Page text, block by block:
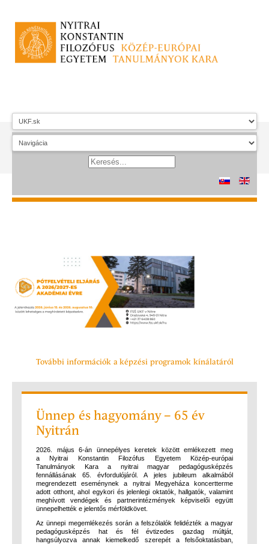
További információk a képzési programok kínálatáról
Ünnep és hagyo­mány – 65 év
Nyitrán
2026. május 6-án ünnepélyes keretek között emlékezett meg
a Nyitrai Konstantin Filozófus Egyetem Közép-európai
Tanulmányok Kara a nyitrai magyar pedagógusképzés
fennállásának 65. évfordulójáról. A jeles jubileum alkalmából
megrendezett eseménynek a nyitrai Megyeháza koncertterme
adott otthont, ahol egykori és jelenlegi oktatók, hallgatók, valamint
meghívott vendégek és partnerintézmények képviselői együtt
ünnepelhették e jelentős mérföldkövet.
Az ünnepi megemlékezés során a felszólalók felidézték a magyar
pedagógusképzés hat és fél évtizedes gazdag múltját,
hangsúlyozva annak kiemelkedő szerepét a felsőoktatásban,